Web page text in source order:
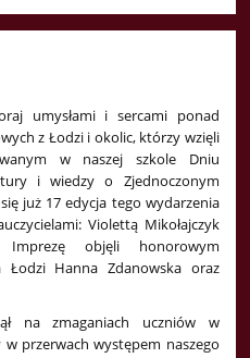
umysłami i sercami ponad
z Łodzi i okolic, którzy wzięli
w naszej szkole Dniu
i wiedzy o Zjednoczonym
już 17 edycja tego wydarzenia
Violettą Mikołajczyk
Imprezę objęli honorowym
Hanna Zdanowska oraz
na zmaganiach uczniów w
przerwach występem naszego